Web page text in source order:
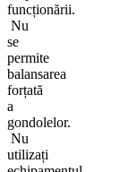
funcționării.
Nu
se
permite
balansarea
forțată
a
gondolelor.
Nu
utilizați